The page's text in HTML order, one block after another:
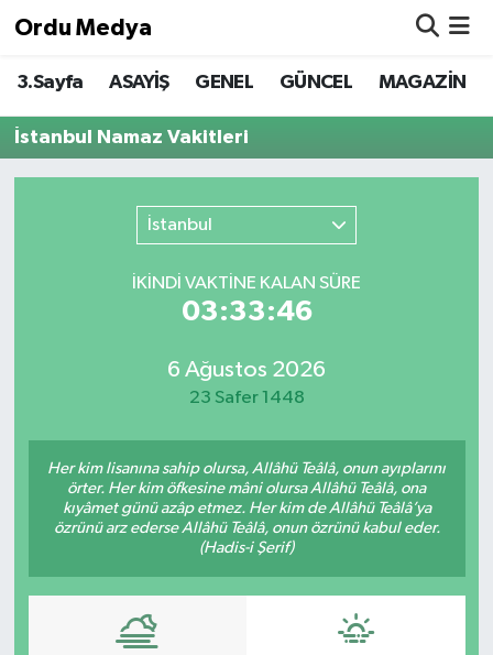
Ordu Medya
3.Sayfa ASAYİŞ GENEL GÜNCEL MAGAZİN
İstanbul Namaz Vakitleri
İstanbul
İKINDI VAKTİNE KALAN SÜRE
03:33:46
6 Ağustos 2026
23 Safer 1448
Her kim lisanına sahip olursa, Allâhü Teâlâ, onun ayıplarını
örter. Her kim öfkesine mâni olursa Allâhü Teâlâ, ona
kıyâmet günü azâp etmez. Her kim de Allâhü Teâlâ’ya
özrünü arz ederse Allâhü Teâlâ, onun özrünü kabul eder.
(Hadis-i Şerif)
ASAYİŞ
Basketbol
GÜNCEL
GÜNDEM
OTOMOBİL
Nöbetçi Eczaneler
Hava Durumu
Süper Lig Puan Durumu ve Fikstür
Tüm Manşetler
Haber Arşivi